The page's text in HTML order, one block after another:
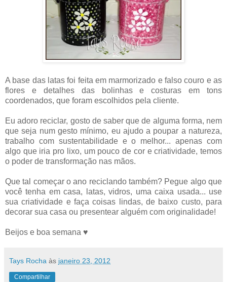
A base das latas foi feita em marmorizado e falso couro e as
flores e detalhes das bolinhas e costuras em tons
coordenados, que foram escolhidos pela cliente.
Eu adoro reciclar, gosto de saber que de alguma forma, nem
que seja num gesto mínimo, eu ajudo a poupar a natureza,
trabalho com sustentabilidade e o melhor... apenas com
algo que iria pro lixo, um pouco de cor e criatividade, temos
o poder de transformação nas mãos.
Que tal começar o ano reciclando também? Pegue algo que
você tenha em casa, latas, vidros, uma caixa usada... use
sua criatividade e faça coisas lindas, de baixo custo, para
decorar sua casa ou presentear alguém com originalidade!
Beijos e boa semana ♥
Tays Rocha às janeiro 23, 2012
Compartilhar